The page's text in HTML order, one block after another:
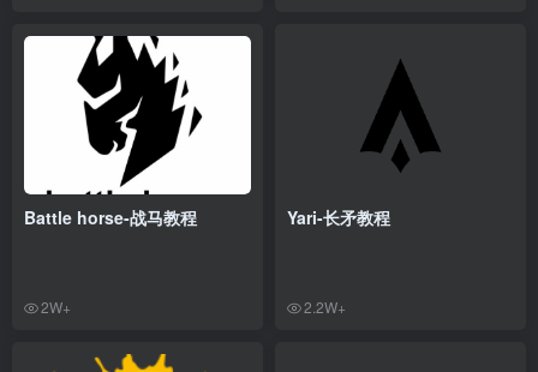
Battle horse-战马教程
2W+
Yari-长矛教程
2.2W+